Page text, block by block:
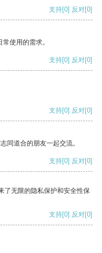
支持[0] 反对[0]
使用的需求。
支持[0] 反对[0]
支持[0] 反对[0]
同道合的朋友一起交流。
支持[0] 反对[0]
了无限的隐私保护和安全性保
支持[0] 反对[0]